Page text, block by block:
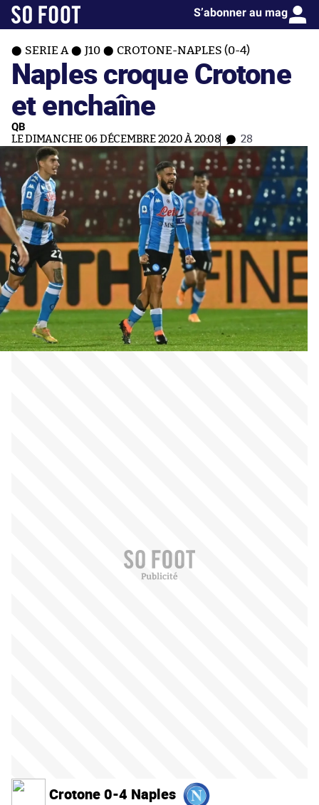
S’abonner au mag
SERIE A J10 CROTONE-NAPLES (0-4)
Naples croque Crotone
et enchaîne
QB
LE DIMANCHE 06 DÉCEMBRE 2020 À 20:08 28
Crotone 0-4 Naples